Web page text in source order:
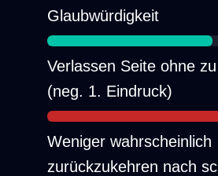
Glaubwürdigkeit
Verlassen Seite ohne
(neg. 1. Eindruck)
Weniger wahrscheinlich
zurückzukehren nach